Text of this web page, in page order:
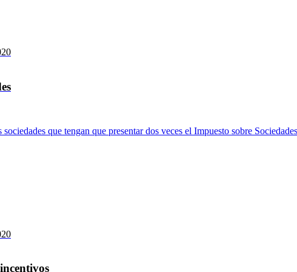
que tengan que presentar dos veces el Impuesto sobre